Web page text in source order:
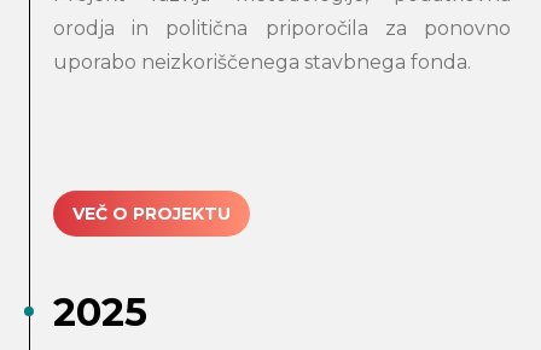
orodja in politična priporočila za ponovno
uporabo neizkoriščenega stavbnega fonda.
VEČ O PROJEKTU
2025